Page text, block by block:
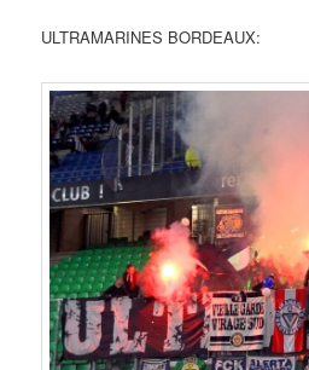
ULTRAMARINES BORDEAUX: